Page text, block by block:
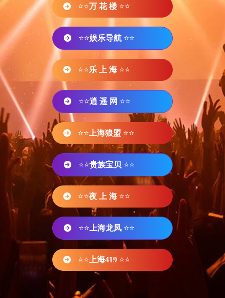
⭐⭐万 花 楼 ⭐⭐
⭐⭐娱乐导航 ⭐⭐
⭐⭐乐 上 海 ⭐⭐
⭐⭐逍 遥 网 ⭐⭐
⭐⭐ 上海狼盟 ⭐⭐
⭐⭐贵族宝贝 ⭐⭐
⭐⭐夜 上 海 ⭐⭐
⭐⭐ 上海龙凤 ⭐⭐
⭐⭐ 上海419 ⭐⭐